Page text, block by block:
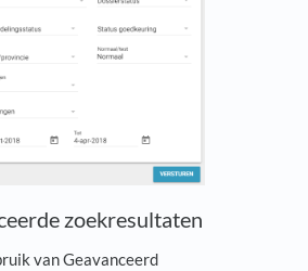
zoekresultaten
van Geavanceerd